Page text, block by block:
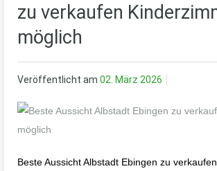
zu verkaufen
möglich
Veröffentlicht am 02. März 2026
Beste Aussicht Albstadt Ebingen zu